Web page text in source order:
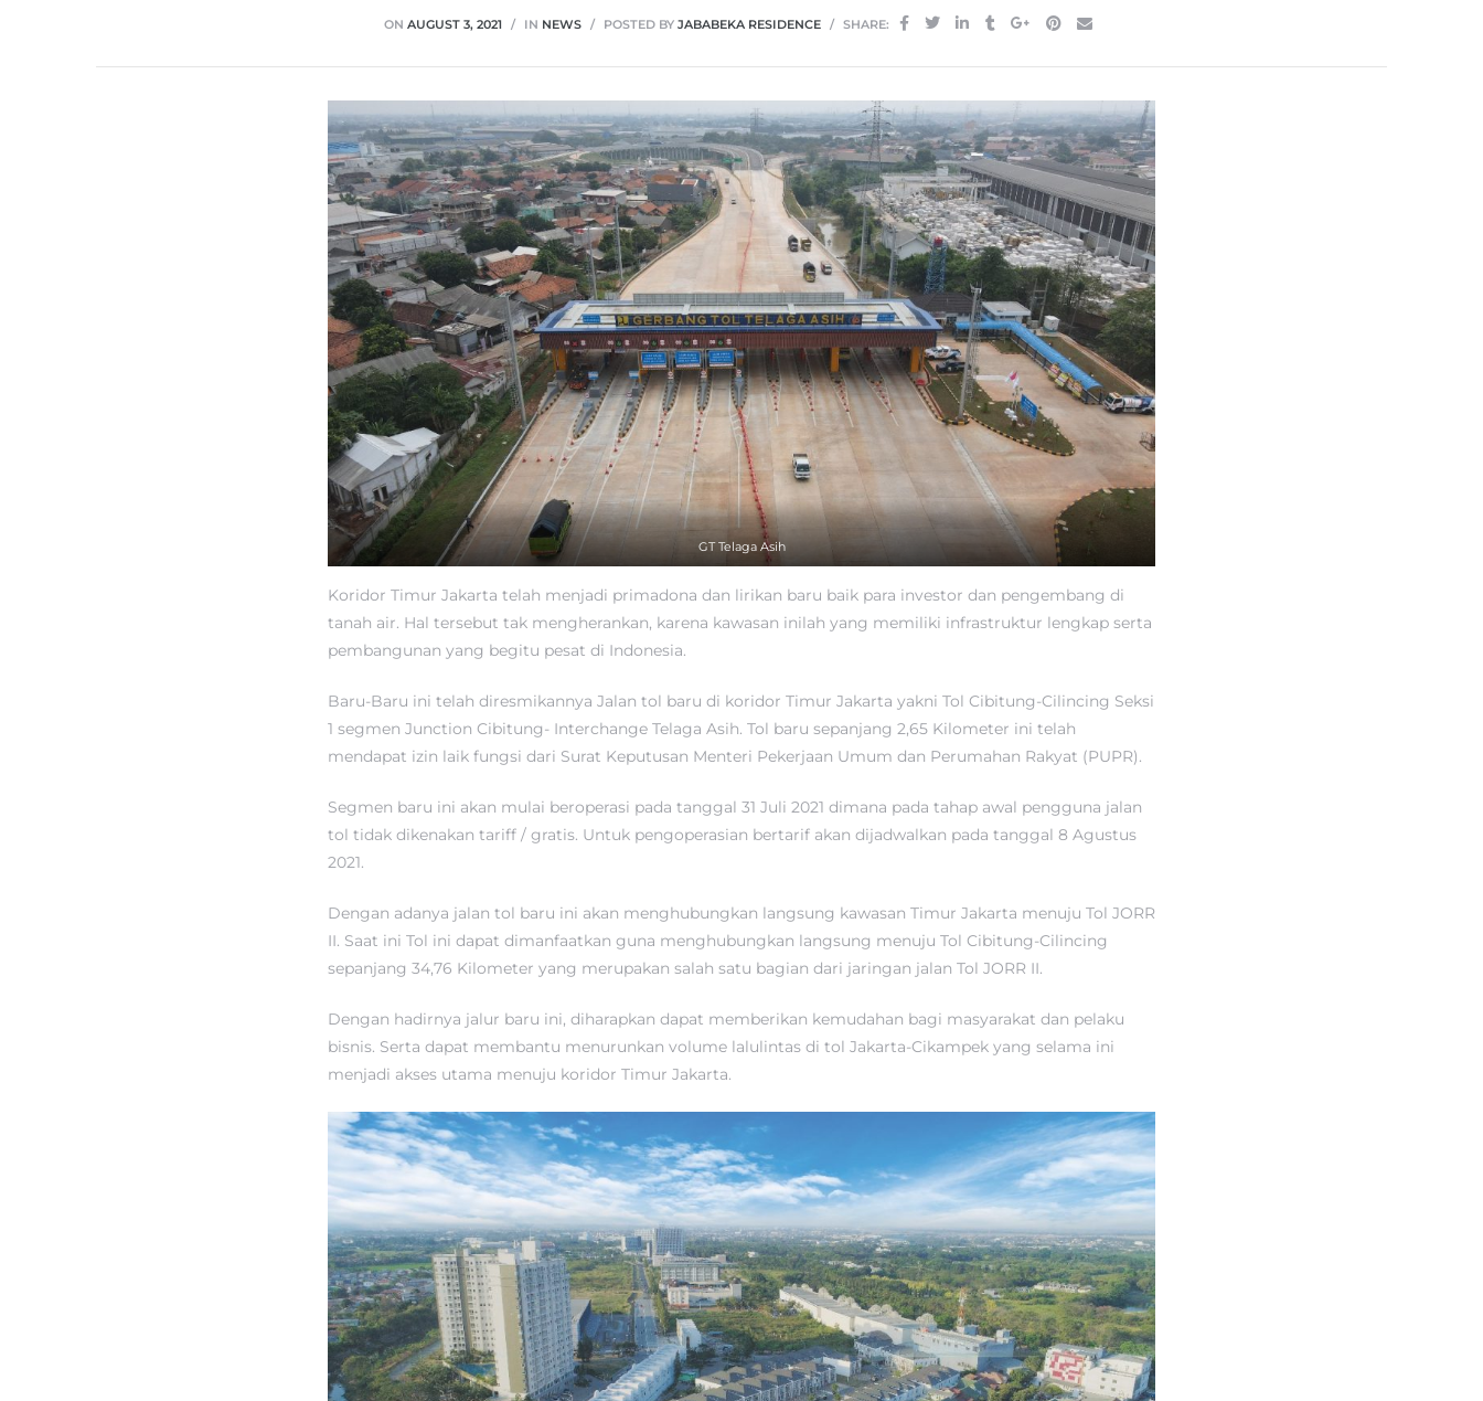
ONAUGUST 3, 2021 IN NEWS POSTED BYJABABEKA RESIDENCE SHARE:
GT Telaga Asih
Koridor Timur Jakarta telah menjadi primadona dan lirikan baru baik para investor dan pengembang di
tanah air. Hal tersebut tak mengherankan, karena kawasan inilah yang memiliki infrastruktur lengkap serta
pembangunan yang begitu pesat di Indonesia.
Baru-Baru ini telah diresmikannya Jalan tol baru di koridor Timur Jakarta yakni Tol Cibitung-Cilincing Seksi
1 segmen Junction Cibitung- Interchange Telaga Asih. Tol baru sepanjang 2,65 Kilometer ini telah
mendapat izin laik fungsi dari Surat Keputusan Menteri Pekerjaan Umum dan Perumahan Rakyat (PUPR).
Segmen baru ini akan mulai beroperasi pada tanggal 31 Juli 2021 dimana pada tahap awal pengguna jalan
tol tidak dikenakan tariff / gratis. Untuk pengoperasian bertarif akan dijadwalkan pada tanggal 8 Agustus
2021.
Dengan adanya jalan tol baru ini akan menghubungkan langsung kawasan Timur Jakarta menuju Tol JORR
II. Saat ini Tol ini dapat dimanfaatkan guna menghubungkan langsung menuju Tol Cibitung-Cilincing
sepanjang 34,76 Kilometer yang merupakan salah satu bagian dari jaringan jalan Tol JORR II.
Dengan hadirnya jalur baru ini, diharapkan dapat memberikan kemudahan bagi masyarakat dan pelaku
bisnis. Serta dapat membantu menurunkan volume lalulintas di tol Jakarta-Cikampek yang selama ini
menjadi akses utama menuju koridor Timur Jakarta.